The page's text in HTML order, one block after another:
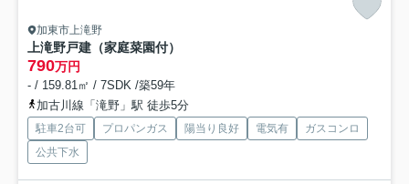
加東市上滝野
上滝野戸建（家庭菜園付）
790万円
- / 159.81㎡ / 7SDK /築59年
加古川線「滝野」駅 徒歩5分
駐車2台可 プロパンガス 陽当り良好 電気有
ガスコンロ
公共下水